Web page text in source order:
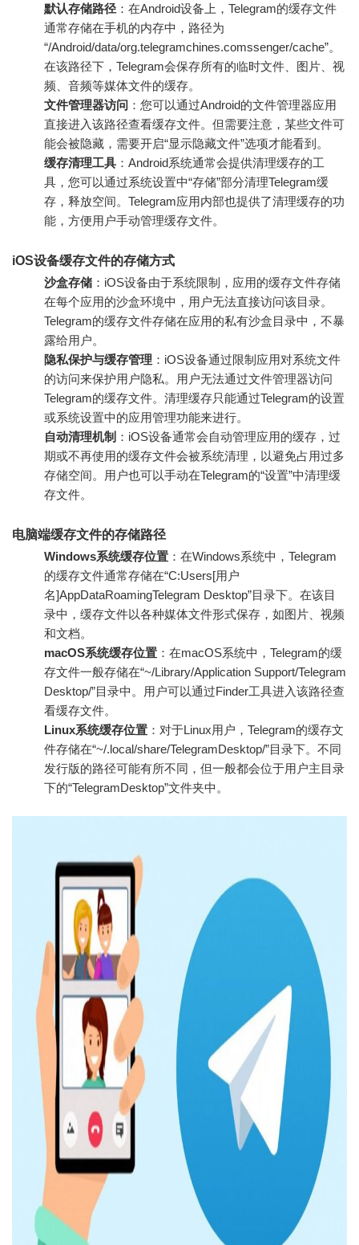
默认存储路径 ：在Android设备上，Telegram的缓存文件
通常存储在手机的内存中，路径为
“/Android/data/org.telegramchines.comssenger/cache”。
在该路径下，Telegram会保存所有的临时文件、图片、视
频、音频等媒体文件的缓存。
文件管理器访问 ：您可以通过Android的文件管理器应用
直接进入该路径查看缓存文件。但需要注意，某些文件可
能会被隐藏，需要开启“显示隐藏文件”选项才能看到。
缓存清理工具 ：Android系统通常会提供清理缓存的工
具，您可以通过系统设置中“存储”部分清理Telegram缓
存，释放空间。Telegram应用内部也提供了清理缓存的功
能，方便用户手动管理缓存文件。
iOS设备缓存文件的存储方式
沙盒存储 ：iOS设备由于系统限制，应用的缓存文件存储
在每个应用的沙盒环境中，用户无法直接访问该目录。
Telegram的缓存文件存储在应用的私有沙盒目录中，不暴
露给用户。
隐私保护与缓存管理 ：iOS设备通过限制应用对系统文件
的访问来保护用户隐私。用户无法通过文件管理器访问
Telegram的缓存文件。清理缓存只能通过Telegram的设置
或系统设置中的应用管理功能来进行。
自动清理机制 ：iOS设备通常会自动管理应用的缓存，过
期或不再使用的缓存文件会被系统清理，以避免占用过多
存储空间。用户也可以手动在Telegram的“设置”中清理缓
存文件。
电脑端缓存文件的存储路径
Windows系统缓存位置 ：在Windows系统中，Telegram
的缓存文件通常存储在“C:Users[用户
名]AppDataRoamingTelegram Desktop”目录下。在该目
录中，缓存文件以各种媒体文件形式保存，如图片、视频
和文档。
macOS系统缓存位置 ：在macOS系统中，Telegram的缓
存文件一般存储在“~/Library/Application Support/Telegram
Desktop/”目录中。用户可以通过Finder工具进入该路径查
看缓存文件。
Linux系统缓存位置 ：对于Linux用户，Telegram的缓存文
件存储在“~/.local/share/TelegramDesktop/”目录下。不同
发行版的路径可能有所不同，但一般都会位于用户主目录
下的“TelegramDesktop”文件夹中。